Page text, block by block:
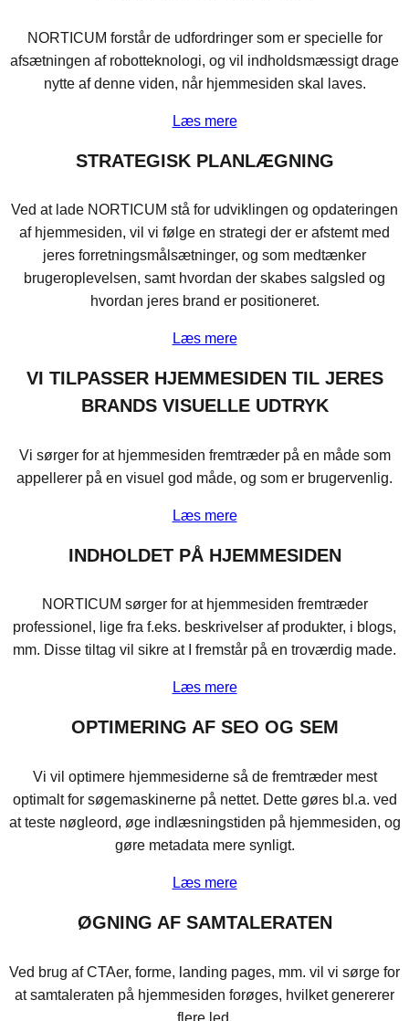
NORTICUM forstår de udfordringer som er specielle for
afsætningen af robotteknologi, og vil indholdsmæssigt drage
nytte af denne viden, når hjemmesiden skal laves.
Læs mere
STRATEGISK PLANLÆGNING
Ved at lade NORTICUM stå for udviklingen og opdateringen
af hjemmesiden, vil vi følge en strategi der er afstemt med
jeres forretningsmålsætninger, og som medtænker
brugeroplevelsen, samt hvordan der skabes salgsled og
hvordan jeres brand er positioneret.
Læs mere
VI TILPASSER HJEMMESIDEN TIL JERES
BRANDS VISUELLE UDTRYK
Vi sørger for at hjemmesiden fremtræder på en måde som
appellerer på en visuel god måde, og som er brugervenlig.
Læs mere
INDHOLDET PÅ HJEMMESIDEN
NORTICUM sørger for at hjemmesiden fremtræder
professionel, lige fra f.eks. beskrivelser af produkter, i blogs,
mm. Disse tiltag vil sikre at I fremstår på en troværdig made.
Læs mere
OPTIMERING AF SEO OG SEM
Vi vil optimere hjemmesiderne så de fremtræder mest
optimalt for søgemaskinerne på nettet. Dette gøres bl.a. ved
at teste nøgleord, øge indlæsningstiden på hjemmesiden, og
gøre metadata mere synligt.
Læs mere
ØGNING AF SAMTALERATEN
Ved brug af CTAer, forme, landing pages, mm. vil vi sørge for
at samtaleraten på hjemmesiden forøges, hvilket genererer
flere led.